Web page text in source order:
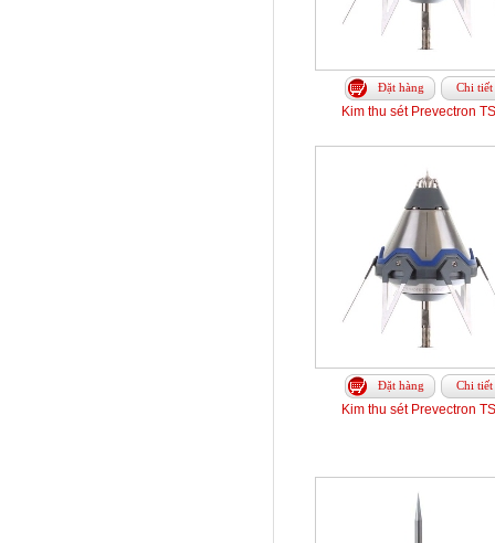
Đặt hàng Chi tiết
Kim thu sét Prevectron
Đặt hàng Chi tiết
Kim thu sét Prevectron